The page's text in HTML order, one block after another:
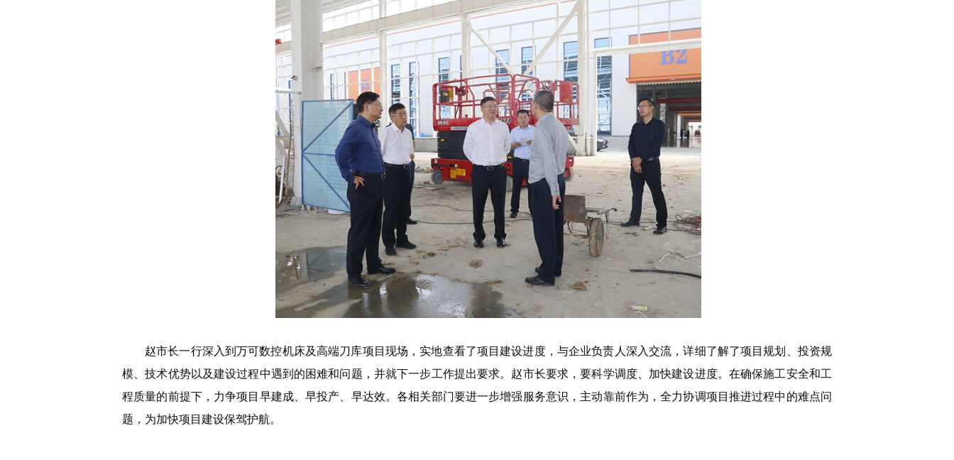
赵市长一行深入到万可数控机床及高端刀库项目现场，实地查看了项目建设进度，与企业负责人深入交流，详细了解了项目规划、投资规
模、技术优势以及建设过程中遇到的困难和问题，并就下一步工作提出要求。赵市长要求，要科学调度、加快建设进度。在确保施工安全和工
程质量的前提下，力争项目早建成、早投产、早达效。各相关部门要进一步增强服务意识，主动靠前作为，全力协调项目推进过程中的难点问
题，为加快项目建设保驾护航。